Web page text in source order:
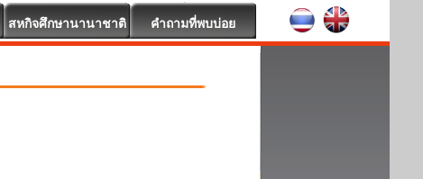
สหกิจศึกษานานาชาติ คำถามที่พบบ่อย